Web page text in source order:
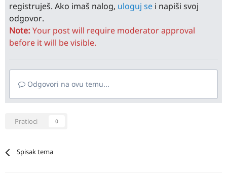
registruješ. Ako imaš nalog, uloguj se i napiši svoj
odgovor.
Note: Your post will require moderator approval
before it will be visible.
Odgovori na ovu temu...
Pratioci 0
Spisak tema